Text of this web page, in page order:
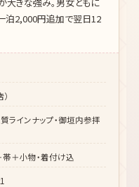
泊2,000円追加で翌日12
ラインナップ・御垣内参拝
＋小物・着付け込